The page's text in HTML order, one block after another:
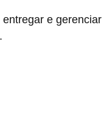
e gerenciar